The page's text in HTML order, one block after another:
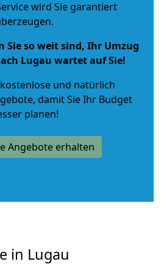
wird Sie garantiert
Sie so weit sind, Ihr Umzug
Lugau wartet auf Sie!
und natürlich
, damit Sie Ihr Budget
planen!
Angebote erhalten
in Lugau